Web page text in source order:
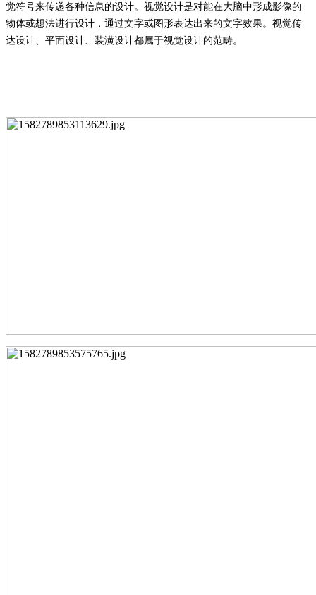
觉符号来传递各种信息的设计。视觉设计是对能在大脑中形成影像的
物体或想法进行设计，通过文字或图形表达出来的文字效果。视觉传
达设计、平面设计、装潢设计都属于视觉设计的范畴。